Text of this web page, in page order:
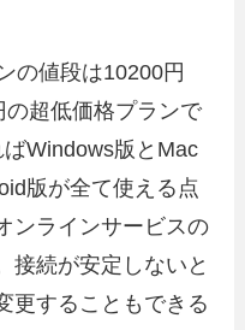
の値段は10200円
超低価格プランで
Windows版とMac
版が全て使える点
ンラインサービスの
接続が安定しないと
更することもできる